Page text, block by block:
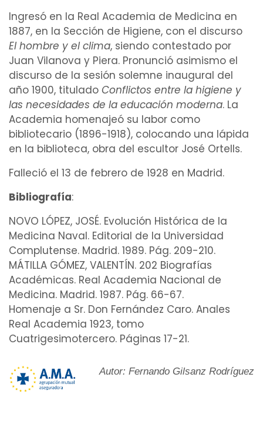
Ingresó en la Real Academia de Medicina en
1887, en la Sección de Higiene, con el discurso
El hombre y el clima, siendo contestado por
Juan Vilanova y Piera. Pronunció asimismo el
discurso de la sesión solemne inaugural del
año 1900, titulado Conflictos entre la higiene y
las necesidades de la educación moderna. La
Academia homenajeó su labor como
bibliotecario (1896-1918), colocando una lápida
en la biblioteca, obra del escultor José Ortells.
Falleció el 13 de febrero de 1928 en Madrid.
Bibliografía:
NOVO LÓPEZ, JOSÉ. Evolución Histórica de la
Medicina Naval. Editorial de la Universidad
Complutense. Madrid. 1989. Pág. 209-210.
MÁTILLA GÓMEZ, VALENTÍN. 202 Biografías
Académicas. Real Academia Nacional de
Medicina. Madrid. 1987. Pág. 66-67.
Homenaje a Sr. Don Fernández Caro. Anales
Real Academia 1923, tomo
Cuatrigesimotercero. Páginas 17-21.
Autor: Fernando Gilsanz Rodríguez